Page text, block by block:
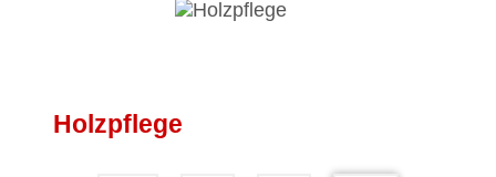
Holzpflege